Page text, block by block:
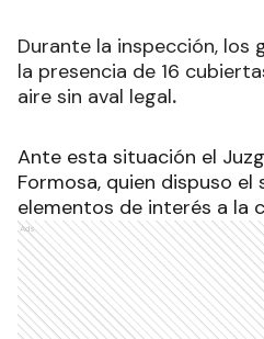
Durante la inspección,
la presencia de 16
aire sin aval legal.
Ante esta situación el
Formosa, quien dispuso
elementos de interés a la
Ads